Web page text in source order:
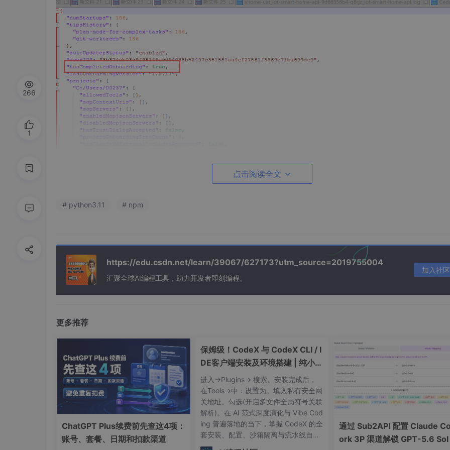
手动配置秘钥信息
# 创建 .claude 目录 New-Item -ItemType Directory -Force "$env:USERPROFILE\.claude" # 用记事本打开配
文件 notepad "$env:USERPROFILE\.claude\settings.json"
配置秘钥key,此处以MiniMAX为例;
{
"env": {
"ANTHROPIC_BASE_URL": "https://api.minimaxi.com/anthropic" ,
"ANTHROPIC_AUTH_TOKEN": "你的MiniMax-API-Key",
"ANTHROPIC_MODEL": "MiniMax-M2.5",
"ANTHROPIC_DEFAULT_SONNET_MODEL" : "MiniMax-M2.5",
"ANTHROPIC_DEFAULT_OPUS_MODEL": "MiniMax-M2.5",
"ANTHROPIC_DEFAULT_HAIKU_MODEL"
点击阅读全文
# python3.11 # npm
https://edu.csdn.net/learn/39067/627173?utm_source=2019755004
汇聚全球AI编程工具，助力开发者即刻编程。
加入社区
更多推荐
ChatGPT Plus续费前先查这4项：
账号、套餐、日期和扣款渠道
保姆级！CodeX 与 CodeX CLI / I
DE客户端安装及环境搭建 | 纯小白
指南
进入->Plugins-> 搜索。安装完成后，
在Tools->中：设置为。填入私有安全网
关地址。勾选(开启多文件全局符号关联
解析)。在 AI 范式深度演化与 Vibe Cod
ing 普遍落地的当下，掌握 CodeX 的全
套安装、配置、沙箱隔离与流水线自动
化构建，是每一位极客开发者迈向智能
通过 Sub2API 配置 Claude
ork 3P 渠道解锁 GPT-5.6 Sol
266
1